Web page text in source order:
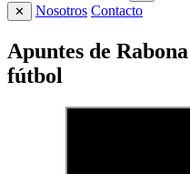
✕
Nosotros Contacto
Apuntes de
fútbol